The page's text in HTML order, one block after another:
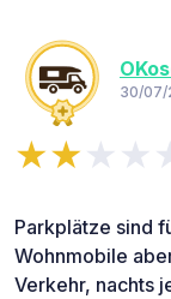
30/07/
Parkplätze sind
Wohnmobile
Verkehr, nachts